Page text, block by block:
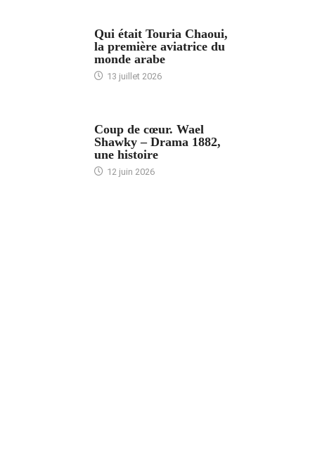
Qui était Touria Chaoui,
la première aviatrice du
monde arabe
13 juillet 2026
Coup de cœur. Wael
Shawky – Drama 1882,
une histoire
12 juin 2026